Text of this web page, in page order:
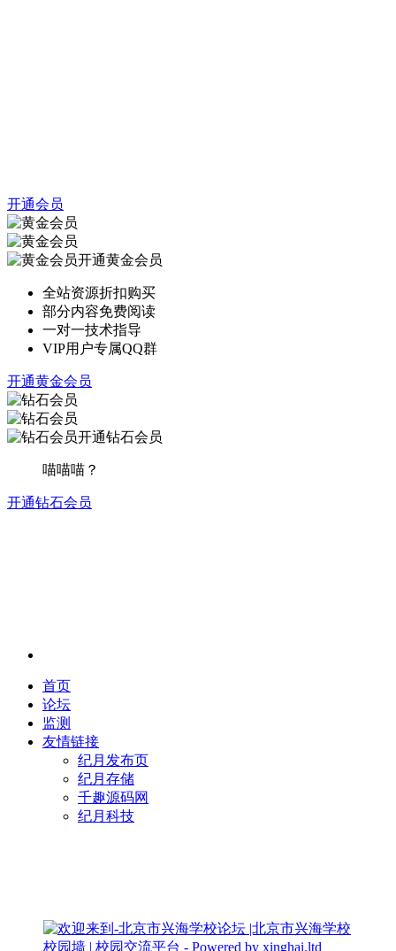
开通会员
开通黄金会员
全站资源折扣购买
部分内容免费阅读
一对一技术指导
VIP用户专属QQ群
开通黄金会员
开通钻石会员
喵喵喵？
开通钻石会员
首页
论坛
监测
友情链接
纪月发布页
纪月存储
千趣源码网
纪月科技